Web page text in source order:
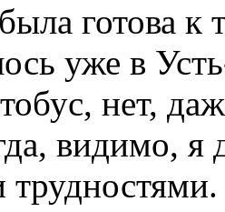
готова к
уже в
нет,
видимо, я